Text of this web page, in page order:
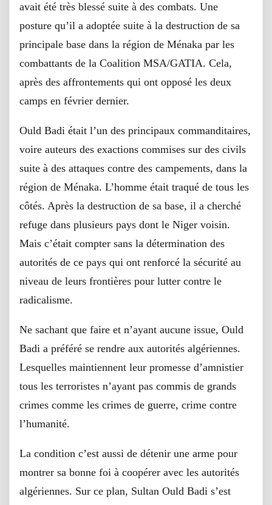
avait été très blessé suite à des combats. Une
posture qu’il a adoptée suite à la destruction de sa
principale base dans la région de Ménaka par les
combattants de la Coalition MSA/GATIA. Cela,
après des affrontements qui ont opposé les deux
camps en février dernier.
Ould Badi était l’un des principaux commanditaires,
voire auteurs des exactions commises sur des civils
suite à des attaques contre des campements, dans la
région de Ménaka. L’homme était traqué de tous les
côtés. Après la destruction de sa base, il a cherché
refuge dans plusieurs pays dont le Niger voisin.
Mais c’était compter sans la détermination des
autorités de ce pays qui ont renforcé la sécurité au
niveau de leurs frontières pour lutter contre le
radicalisme.
Ne sachant que faire et n’ayant aucune issue, Ould
Badi a préféré se rendre aux autorités algériennes.
Lesquelles maintiennent leur promesse d’amnistier
tous les terroristes n’ayant pas commis de grands
crimes comme les crimes de guerre, crime contre
l’humanité.
La condition c’est aussi de détenir une arme pour
montrer sa bonne foi à coopérer avec les autorités
algériennes. Sur ce plan, Sultan Ould Badi s’est